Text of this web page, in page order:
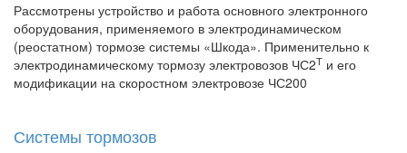
Рассмотрены устройство и работа основного электронного
оборудования, применяемого в электродинамическом
(реостатном) тормозе системы «Шкода». Применительно к
электродинамическому тормозу электровозов ЧС2Т и его
модификации на скоростном электровозе ЧС200
Системы тормозов